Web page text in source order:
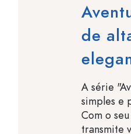
de
A série
simples e
Com o
transmite